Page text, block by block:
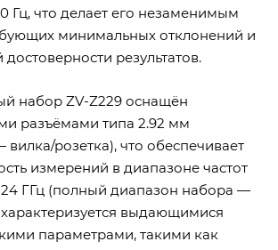
Гц, что делает его незаменимым
минимальных отклонений и
результатов.
набор ZV-Z229 оснащён
разъёмами типа 2.92 мм
розетка), что обеспечивает
измерений в диапазоне частот
ГГц (полный диапазон набора —
выдающимися
параметрами, такими как